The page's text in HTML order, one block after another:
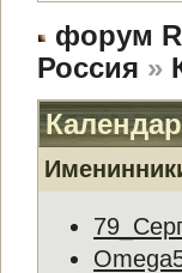
форум
Россия »